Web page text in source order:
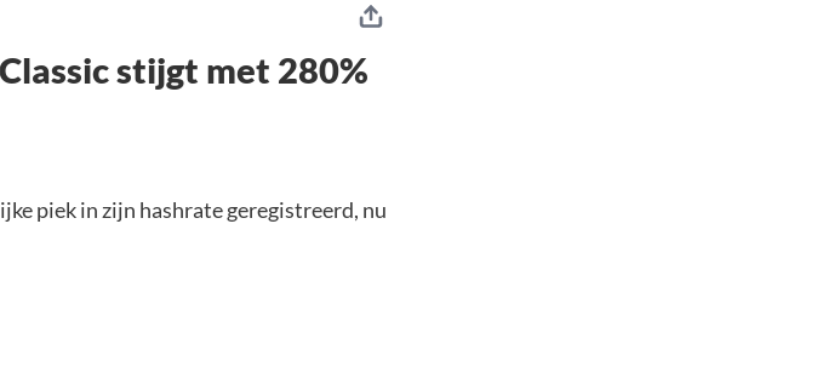
stijgt met 280%
piek in zijn hashrate geregistreerd, nu